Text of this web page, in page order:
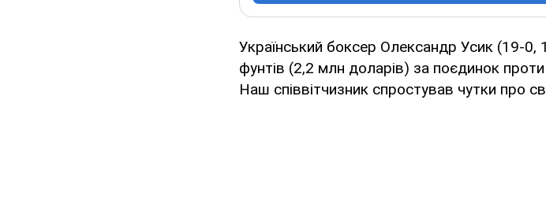
Український боксер Олександр Усик (19-
фунтів (2,2 млн доларів) за поєдинок
Наш співвітчизник спростував чутки про